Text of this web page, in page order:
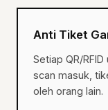
Anti Tiket
Setiap QR/
scan masuk,
oleh orang lain.